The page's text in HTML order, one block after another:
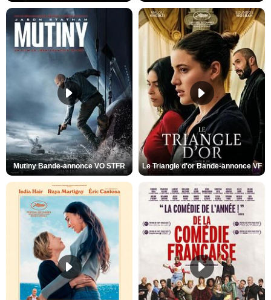
Mutiny Bande-annonce VO STFR Le Triangle d'or Bande-annonce VF